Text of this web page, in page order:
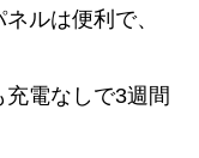
ルは便利で、
電なしで3週間